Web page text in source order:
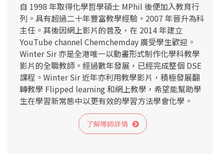
自 1998 年取得化學哲學碩士 MPhil 後便加入教育行
列。具有超過二十年豐富教學經驗。2007 年晉升為科
主任。其後因網上影片的普及，在 2014 年建立
YouTube channel Chemchemday 廣受學生歡迎。
Winter Sir 亦是全港唯一以動畫形式制作化學科教學
影片的全職教師。經過數年發展，已經完成整個 DSE
課程。Winter Sir 近年亦利用教學影片，積極發展翻
轉教學 Flipped learning 和網上教學，希望能幫助學
生在學習新常態中以更有效的學習方法學會化學。
了解導師詳情